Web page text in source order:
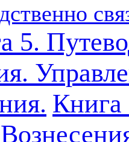
5.
Книга